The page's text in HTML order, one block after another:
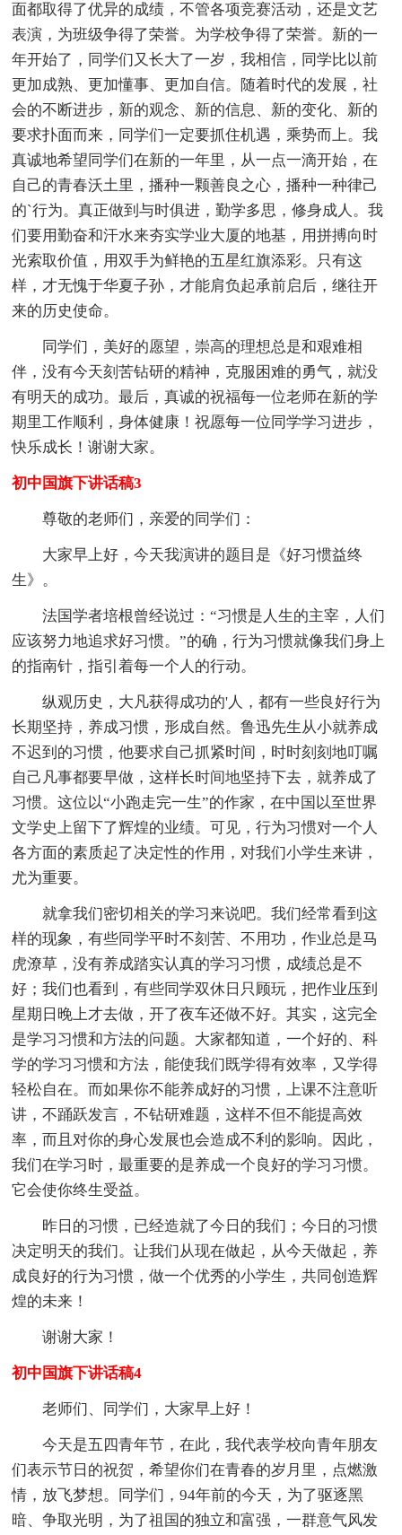
面都取得了优异的成绩，不管各项竞赛活动，还是文艺
表演，为班级争得了荣誉。为学校争得了荣誉。新的一
年开始了，同学们又长大了一岁，我相信，同学比以前
更加成熟、更加懂事、更加自信。随着时代的发展，社
会的不断进步，新的观念、新的信息、新的变化、新的
要求扑面而来，同学们一定要抓住机遇，乘势而上。我
真诚地希望同学们在新的一年里，从一点一滴开始，在
自己的青春沃土里，播种一颗善良之心，播种一种律己
的`行为。真正做到与时俱进，勤学多思，修身成人。我
们要用勤奋和汗水来夯实学业大厦的地基，用拼搏向时
光索取价值，用双手为鲜艳的五星红旗添彩。只有这
样，才无愧于华夏子孙，才能肩负起承前启后，继往开
来的历史使命。
同学们，美好的愿望，崇高的理想总是和艰难相
伴，没有今天刻苦钻研的精神，克服困难的勇气，就没
有明天的成功。最后，真诚的祝福每一位老师在新的学
期里工作顺利，身体健康！祝愿每一位同学学习进步，
快乐成长！谢谢大家。
初中国旗下讲话稿3
尊敬的老师们，亲爱的同学们：
大家早上好，今天我演讲的题目是《好习惯益终
生》。
法国学者培根曾经说过：“习惯是人生的主宰，人们
应该努力地追求好习惯。”的确，行为习惯就像我们身上
的指南针，指引着每一个人的行动。
纵观历史，大凡获得成功的'人，都有一些良好行为
长期坚持，养成习惯，形成自然。鲁迅先生从小就养成
不迟到的习惯，他要求自己抓紧时间，时时刻刻地叮嘱
自己凡事都要早做，这样长时间地坚持下去，就养成了
习惯。这位以“小跑走完一生”的作家，在中国以至世界
文学史上留下了辉煌的业绩。可见，行为习惯对一个人
各方面的素质起了决定性的作用，对我们小学生来讲，
尤为重要。
就拿我们密切相关的学习来说吧。我们经常看到这
样的现象，有些同学平时不刻苦、不用功，作业总是马
虎潦草，没有养成踏实认真的学习习惯，成绩总是不
好；我们也看到，有些同学双休日只顾玩，把作业压到
星期日晚上才去做，开了夜车还做不好。其实，这完全
是学习习惯和方法的问题。大家都知道，一个好的、科
学的学习习惯和方法，能使我们既学得有效率，又学得
轻松自在。而如果你不能养成好的习惯，上课不注意听
讲，不踊跃发言，不钻研难题，这样不但不能提高效
率，而且对你的身心发展也会造成不利的影响。因此，
我们在学习时，最重要的是养成一个良好的学习习惯。
它会使你终生受益。
昨日的习惯，已经造就了今日的我们；今日的习惯
决定明天的我们。让我们从现在做起，从今天做起，养
成良好的行为习惯，做一个优秀的小学生，共同创造辉
煌的未来！
谢谢大家！
初中国旗下讲话稿4
老师们、同学们，大家早上好！
今天是五四青年节，在此，我代表学校向青年朋友
们表示节日的祝贺，希望你们在青春的岁月里，点燃激
情，放飞梦想。同学们，94年前的今天，为了驱逐黑
暗、争取光明，为了祖国的独立和富强，一群意气风发